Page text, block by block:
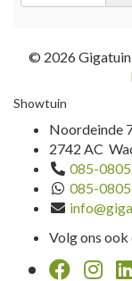
© 2026 Gigatuin
Showtuin
Noordeinde
2742 AC
085-
085-
Volg ons ook